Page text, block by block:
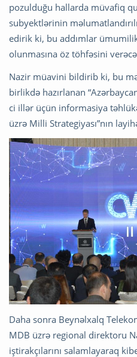
pozulduğu hallarda müvafiq
subyektlərinin
edirik ki, bu addımlar
olunmasına öz töhfəsini
Nazir müavini bildirib ki, bu
birlikdə hazırlanan
ci illər üçün informasiya
üzrə Milli Strategiyası”nın
Daha sonra Beynəlxalq
MDB üzrə regional direktoru
iştirakçılarını salamlayaraq